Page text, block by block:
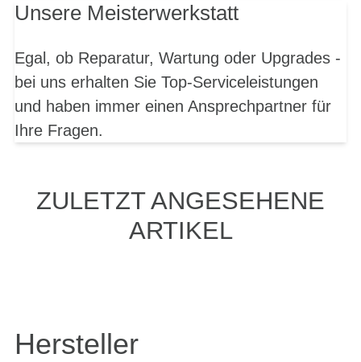
Unsere Meisterwerkstatt
Egal, ob Reparatur, Wartung oder Upgrades -
bei uns erhalten Sie Top-Serviceleistungen
und haben immer einen Ansprechpartner für
Ihre Fragen.
ZULETZT ANGESEHENE
ARTIKEL
Hersteller